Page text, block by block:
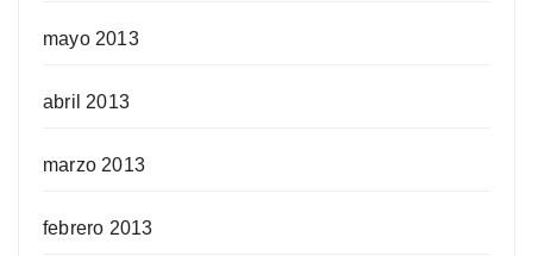
mayo 2013
abril 2013
marzo 2013
febrero 2013